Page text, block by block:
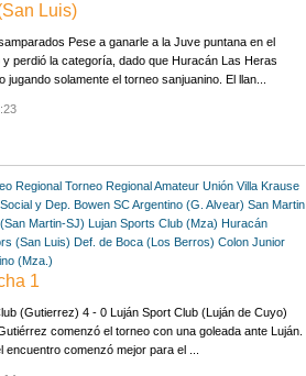
Luis)
Pese a ganarle a la Juve puntana en el
perdió la categoría, dado que Huracán Las Heras
jugando solamente el torneo sanjuanino. El llan...
Regional Torneo Regional Amateur Unión Villa Krause
Social y Dep. Bowen SC Argentino (G. Alvear) San Martin
Martin-SJ) Lujan Sports Club (Mza) Huracán
(San Luis) Def. de Boca (Los Berros) Colon Junior
(Mza.)
1
(Gutierrez) 4 - 0 Luján Sport Club (Luján de Cuyo)
comenzó el torneo con una goleada ante Luján.
comenzó mejor para el ...